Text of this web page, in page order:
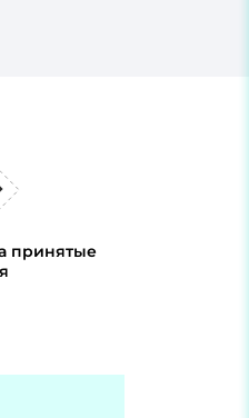
принятые